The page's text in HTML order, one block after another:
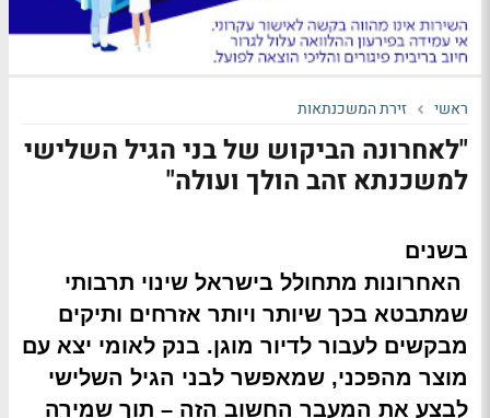
ראשי זירת המשכנתאות
"לאחרונה הביקוש של בני הגיל השלישי
למשכנתא זהב הולך ועולה"